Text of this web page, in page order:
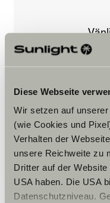
Diese Webseite
Wir setzen auf
(wie Cookies und
Verhalten der
unsere Reichweite zu
Dritter auf der
USA haben. Die USA
Datenschutzniveau.